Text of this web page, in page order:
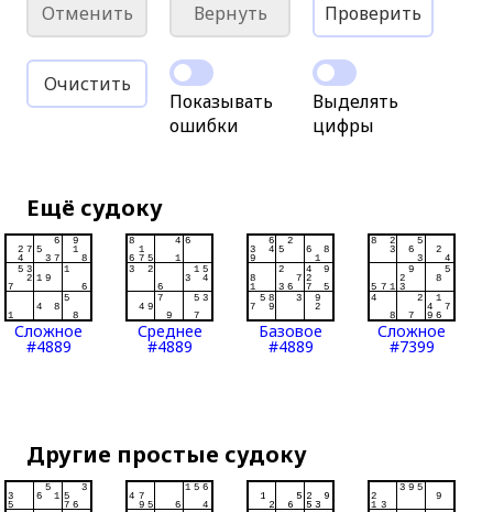
Отменить Вернуть Проверить
Очистить
Показывать
ошибки
Выделять
цифры
Ещё судоку
Сложное
#4889
Среднее
#4889
Базовое
#4889
Сложное
#7399
Другие простые судоку